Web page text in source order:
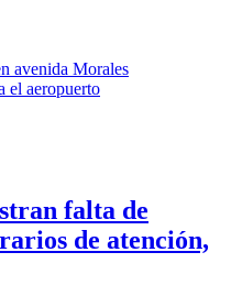
falta de
de atención,